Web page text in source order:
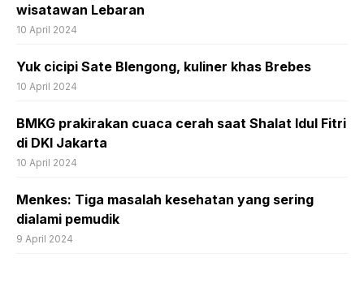
wisatawan Lebaran
10 April 2024
Yuk cicipi Sate Blengong, kuliner khas Brebes
10 April 2024
BMKG prakirakan cuaca cerah saat Shalat Idul Fitri
di DKI Jakarta
10 April 2024
Menkes: Tiga masalah kesehatan yang sering
dialami pemudik
9 April 2024